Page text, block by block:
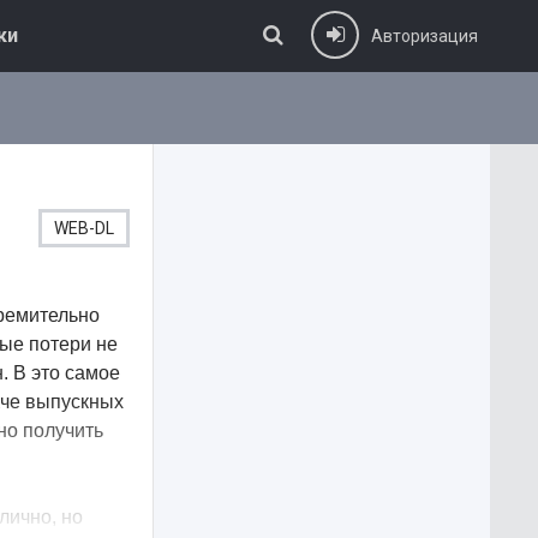
Авторизация
WEB-DL
потери не
В это самое
выпускных
получить
но